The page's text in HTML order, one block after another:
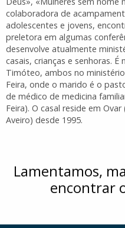
colaboradora de
adolescentes e jovens,
preletora em algumas
desenvolve atualmente
casais, crianças e senhoras.
Timóteo, ambos no
Feira, onde o marido é o
de médico de medicina
Feira). O casal reside em
Aveiro) desde 1995.
Lamentamos,
encontrar